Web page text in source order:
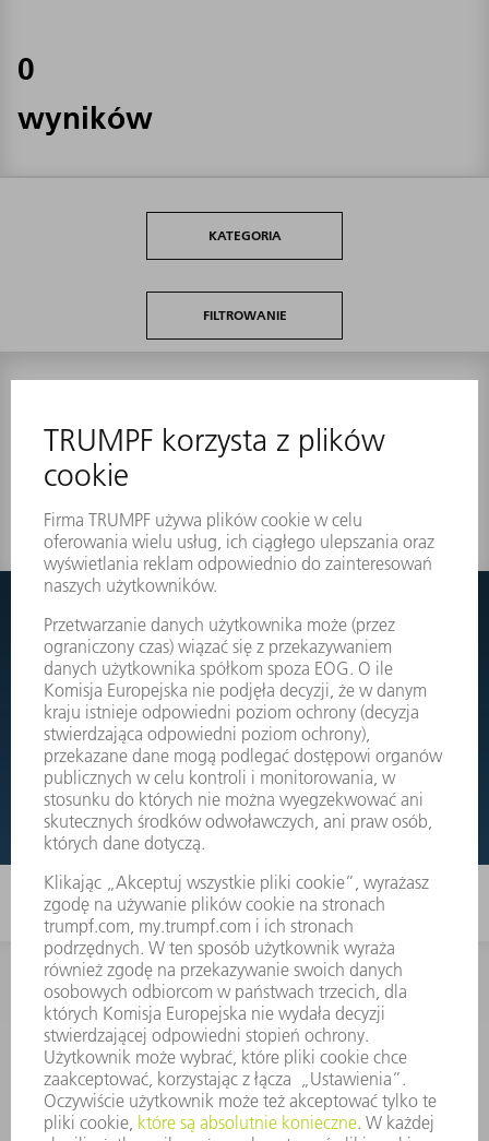
0
wyników
KATEGORIA
FILTROWANIE
wyników
Nic nie znaleziono?
Wystarczy przejść do rysunków złożeniowych Państwa
maszyn i bezpośrednio zamówić potrzebną część.
RYSUNKI ZŁOŻENIOWE
KONTAKT
Dział Części Zamiennych i Narzędzi
48225753936
8.00 - 17.00
czesci.zamienne@trumpf.com